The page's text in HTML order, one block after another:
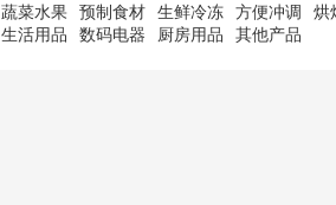
蔬菜水果 预制食材 生鲜冷冻 方便冲调 烘
生活用品
数码电器 厨房用品 其他产品